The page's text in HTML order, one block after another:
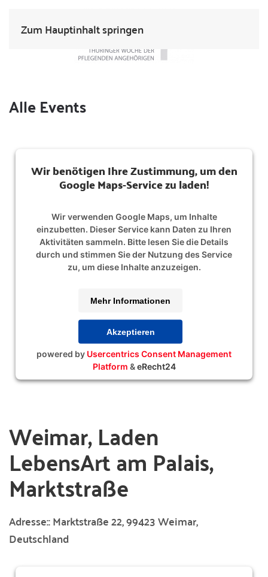
Zum Hauptinhalt springen
Alle Events
Wir benötigen Ihre Zustimmung, um den
Google Maps-Service zu laden!
Wir verwenden Google Maps, um Inhalte
einzubetten. Dieser Service kann Daten zu Ihren
Aktivitäten sammeln. Bitte lesen Sie die Details
durch und stimmen Sie der Nutzung des Service
zu, um diese Inhalte anzuzeigen.
Mehr Informationen
Akzeptieren
powered by Usercentrics Consent Management
Platform &eRecht24
Weimar, Laden
LebensArt am Palais,
Marktstraße
Adresse::Marktstraße 22, 99423 Weimar,
Deutschland